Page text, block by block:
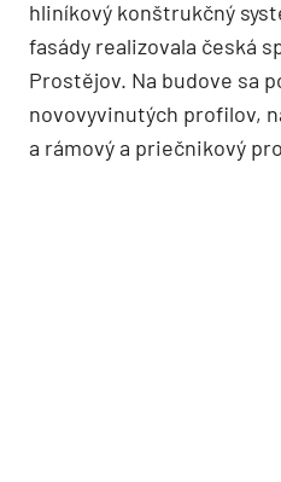
hliníkový konštrukčný
fasády realizovala česká
Prostějov. Na budove sa
novovyvinutých profilov,
a rámový a priečnikový